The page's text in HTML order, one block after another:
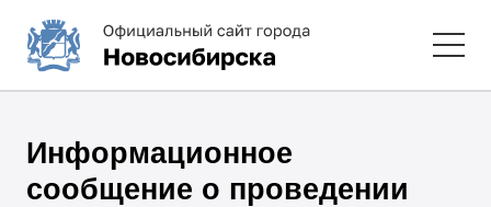
Информационное
сообщение о проведении